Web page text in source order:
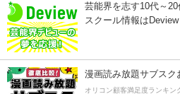
芸能界を志す10代～
スクール情報はDeview
漫画読み放題サブスク
オリコン顧客満足度ランキン